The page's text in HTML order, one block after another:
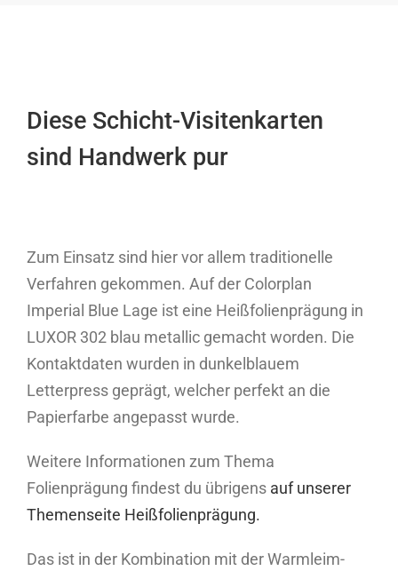
Diese Schicht-Visitenkarten
sind Handwerk pur
Zum Einsatz sind hier vor allem traditionelle
Verfahren gekommen. Auf der Colorplan
Imperial Blue Lage ist eine Heißfolienprägung in
LUXOR 302 blau metallic gemacht worden. Die
Kontaktdaten wurden in dunkelblauem
Letterpress geprägt, welcher perfekt an die
Papierfarbe angepasst wurde.
Weitere Informationen zum Thema
Folienprägung findest du übrigens auf unserer
Themenseite Heißfolienprägung.
Das ist in der Kombination mit der Warmleim-